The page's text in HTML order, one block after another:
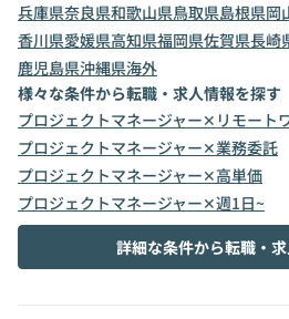
兵庫県奈良県和歌山県鳥取県島根県岡
香川県愛媛県高知県福岡県佐賀県長崎
鹿児島県沖縄県海外
様々な条件から転職・求人情報を探す
プロジェクトマネージャー✕リモート
プロジェクトマネージャー✕業務委託
プロジェクトマネージャー✕高単価
プロジェクトマネージャー✕週1日~
詳細な条件から転職・